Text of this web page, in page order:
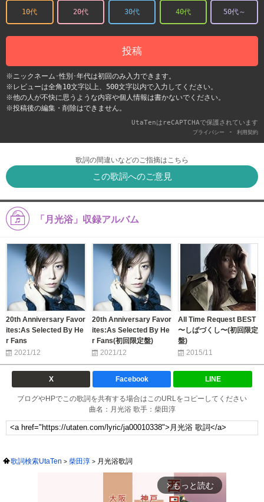
10代 20代 30代 40代 50代～
投稿
※ニックネーム･性別･年代は初回のみ入力できます。
※レビューは全角10文字以上、500文字以内で入力してください。
※他の人が不快に思うような内容や個人情報は書かないでください。
※投稿後の編集・削除はできません。
UtaTenはreCAPTCHAで保護されています
プライバシー - 利用契約
歌詞の間違いなどのご指摘はこちら
この歌詞へのご意見
「月光浴」収録アルバム
20th Anniversary Favor
ites:As Selected By He
r Fans
2021/12
20th Anniversary Favor
ites:As Selected By He
r Fans(初回限定盤)
2021/12
All Time Request BEST
〜しばづくし〜(初回限定
盤)
2015/11
X Facebook LINE
ブログやHPでこの歌詞を共有する場合はこのURLをコピーしてください
曲名：月光浴 歌手：柴田淳
歌詞検索UtaTen 柴田淳 月光浴歌詞
arrow_forward_ios もっと読む